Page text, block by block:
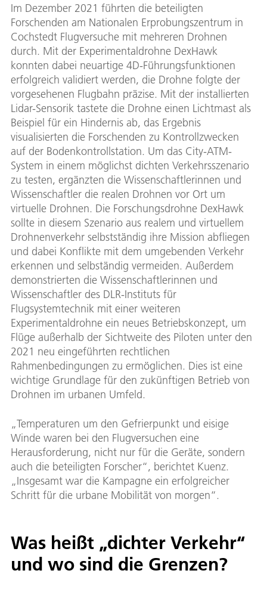
Im Dezember 2021 führten die beteiligten
Forschenden am Nationalen Erprobungszentrum in
Cochstedt Flugversuche mit mehreren Drohnen
durch. Mit der Experimentaldrohne DexHawk
konnten dabei neuartige 4D-Führungsfunktionen
erfolgreich validiert werden, die Drohne folgte der
vorgesehenen Flugbahn präzise. Mit der installierten
Lidar-Sensorik tastete die Drohne einen Lichtmast als
Beispiel für ein Hindernis ab, das Ergebnis
visualisierten die Forschenden zu Kontrollzwecken
auf der Bodenkontrollstation. Um das City-ATM-
System in einem möglichst dichten Verkehrsszenario
zu testen, ergänzten die Wissenschaftlerinnen und
Wissenschaftler die realen Drohnen vor Ort um
virtuelle Drohnen. Die Forschungsdrohne DexHawk
sollte in diesem Szenario aus realem und virtuellem
Drohnenverkehr selbstständig ihre Mission abfliegen
und dabei Konflikte mit dem umgebenden Verkehr
erkennen und selbständig vermeiden. Außerdem
demonstrierten die Wissenschaftlerinnen und
Wissenschaftler des DLR-Instituts für
Flugsystemtechnik mit einer weiteren
Experimentaldrohne ein neues Betriebskonzept, um
Flüge außerhalb der Sichtweite des Piloten unter den
2021 neu eingeführten rechtlichen
Rahmenbedingungen zu ermöglichen. Dies ist eine
wichtige Grundlage für den zukünftigen Betrieb von
Drohnen im urbanen Umfeld.
„Temperaturen um den Gefrierpunkt und eisige
Winde waren bei den Flugversuchen eine
Herausforderung, nicht nur für die Geräte, sondern
auch die beteiligten Forscher“, berichtet Kuenz.
„Insgesamt war die Kampagne ein erfolgreicher
Schritt für die urbane Mobilität von morgen“.
Was heißt „dichter Verkehr“
und wo sind die Grenzen?